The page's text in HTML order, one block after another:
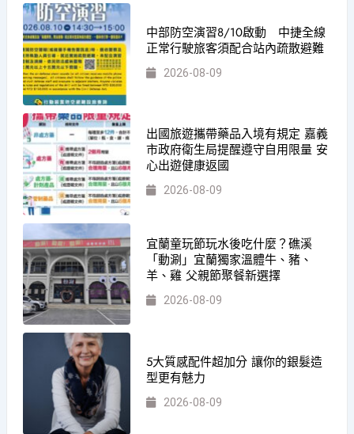
中部防空演習8/10啟動 中捷全線
正常行駛旅客須配合站內疏散避難
2026-08-09
出國旅遊攜帶藥品入境有規定 嘉義
市政府衛生局提醒遵守自用限量 安
心出遊健康返國
2026-08-09
宜蘭童玩節玩水後吃什麼？礁溪
「動涮」宜蘭獨家溫體牛、豬、
羊、雞 父親節聚餐新選擇
2026-08-09
5大質感配件超加分 讓你的銀髮造
型更有魅力
2026-08-09